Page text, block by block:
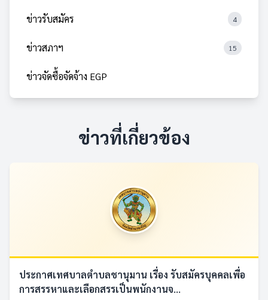
ข่าวรับสมัคร 4
ข่าวสภาฯ 15
ข่าวจัดซื้อจัดจ้าง EGP
ข่าวที่เกี่ยวข้อง
ประกาศเทศบาลตำบลชานุมาน เรื่อง รับสมัครบุคคลเพื่อ
การสรรหาและเลือกสรรเป็นพนักงานจ...